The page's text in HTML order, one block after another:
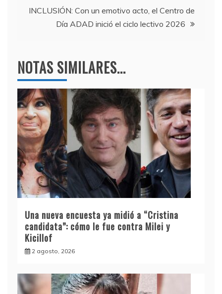
k
entradas
INCLUSIÓN: Con un emotivo acto, el Centro de
Día ADAD inició el ciclo lectivo 2026
NOTAS SIMILARES...
Una nueva encuesta ya midió a “Cristina
candidata”: cómo le fue contra Milei y
Kicillof
2 agosto, 2026